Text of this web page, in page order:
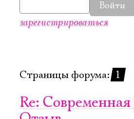
Войти
зарегистрироваться
Страницы форума: 1
Re: